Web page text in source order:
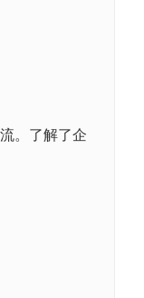
。了解了企